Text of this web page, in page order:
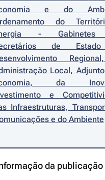
e do
do
- Gabinetes
de
Local,
da
e
Infraestruturas,
e do Ambiente
da publicação